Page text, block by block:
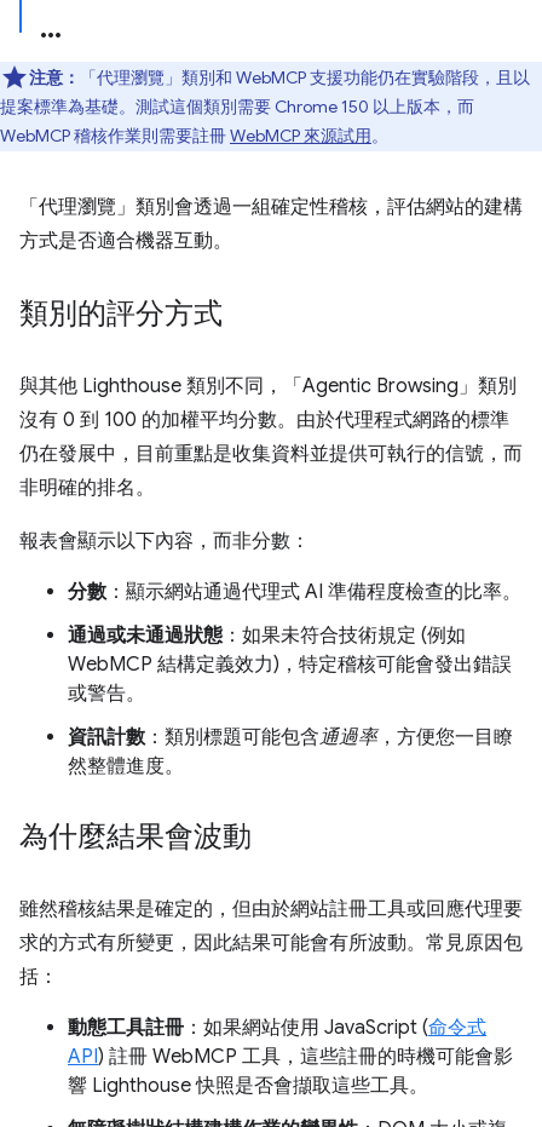
注意：
「代理瀏覽」類別和 WebMCP 支援功能仍在實驗階段，且以
提案標準為基礎。測試這個類別需要 Chrome 150 以上版本，而
WebMCP 稽核作業則需要註冊WebMCP 來源試用。
「代理瀏覽」類別會透過一組確定性稽核，評估網站的建構
方式是否適合機器互動。
類別的評分方式
與其他 Lighthouse 類別不同，「Agentic Browsing」類別
沒有 0 到 100 的加權平均分數。由於代理程式網路的標準
仍在發展中，目前重點是收集資料並提供可執行的信號，而
非明確的排名。
報表會顯示以下內容，而非分數：
分數：顯示網站通過代理式 AI 準備程度檢查的比率。
通過或未通過狀態：如果未符合技術規定 (例如
WebMCP 結構定義效力)，特定稽核可能會發出錯誤
或警告。
資訊計數：類別標題可能包含通過率，方便您一目瞭
然整體進度。
為什麼結果會波動
雖然稽核結果是確定的，但由於網站註冊工具或回應代理要
求的方式有所變更，因此結果可能會有所波動。常見原因包
括：
動態工具註冊 ：如果網站使用 JavaScript (命令式
API) 註冊 WebMCP 工具，這些註冊的時機可能會影
響 Lighthouse 快照是否會擷取這些工具。